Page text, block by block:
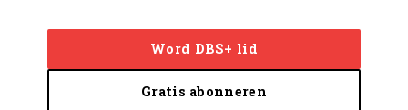
Word DBS+ lid
Gratis abonneren